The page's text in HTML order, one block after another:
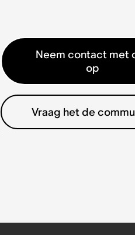
Neem contact met
op
Vraag het de